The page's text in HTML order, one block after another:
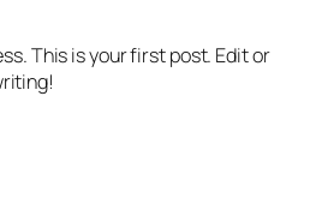
This is your first post. Edit or